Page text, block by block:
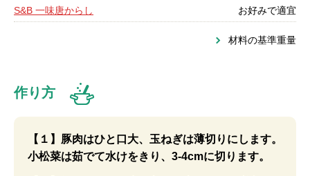
S&B 一味唐からし お好みで適宜
材料の基準重量
作り方
【１】豚肉はひと口大、玉ねぎは薄切りにします。
小松菜は茹でて水けをきり、3-4cmに切ります。